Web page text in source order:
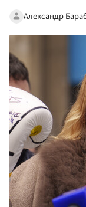
Александр